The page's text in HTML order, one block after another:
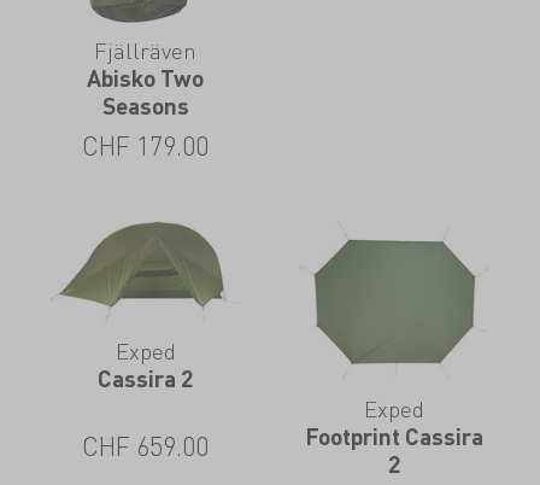
Fjällräven
Abisko Two
Seasons
CHF 179.00
Exped
Cassira 2
CHF 659.00
Exped
Footprint Cassira
2